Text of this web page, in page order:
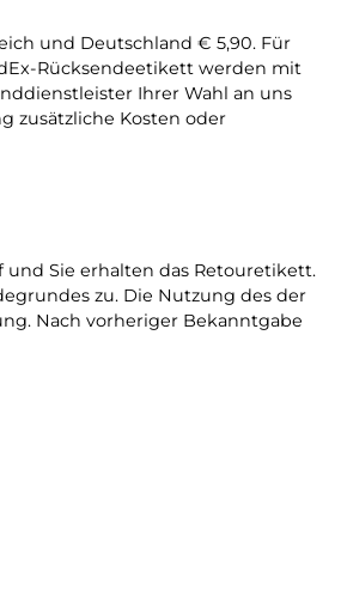
und Deutschland € 5,90. Für
Rücksendeetikett werden mit
Ihrer Wahl an uns
zusätzliche Kosten oder
Sie erhalten das Retouretikett.
zu. Die Nutzung des der
Nach vorheriger Bekanntgabe